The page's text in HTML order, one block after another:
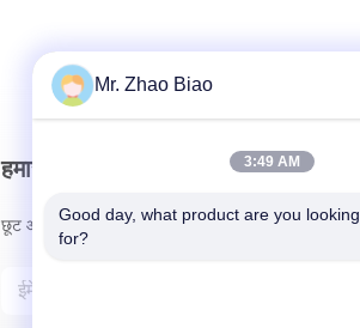
हमारा समाचार पत्र
छूट और अधिक के लिए हमारे न्यूज़लेटर की सदस्यता लें।
Mr. Zhao Biao
3:49 AM
Good day, what product are you looking
for?